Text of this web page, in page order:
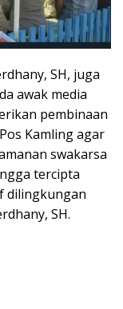
SH, juga
awak media
pembinaan
Kamling agar
swakarsa
tercipta
dilingkungan
SH.